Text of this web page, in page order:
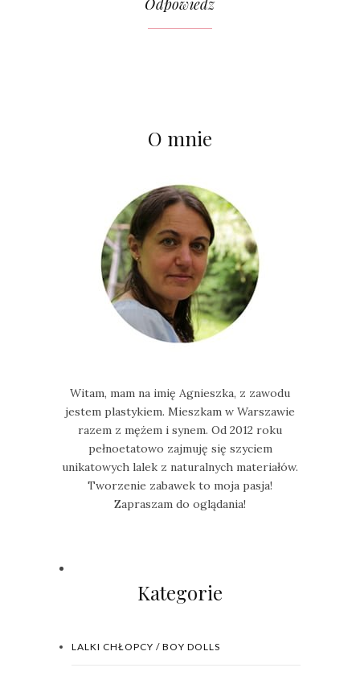
O mnie
Witam, mam na imię Agnieszka, z zawodu
jestem plastykiem. Mieszkam w Warszawie
razem z mężem i synem. Od 2012 roku
pełnoetatowo zajmuję się szyciem
unikatowych lalek z naturalnych materiałów.
Tworzenie zabawek to moja pasja!
Zapraszam do oglądania!
Kategorie
LALKI CHŁOPCY / BOY DOLLS